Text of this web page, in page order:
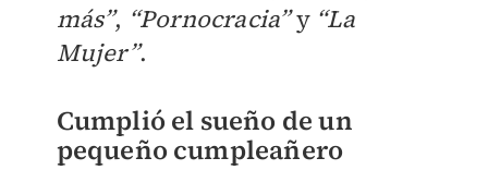
más”, “Pornocracia”y“La
Mujer”.
Cumplió el sueño de un
pequeño cumpleañero